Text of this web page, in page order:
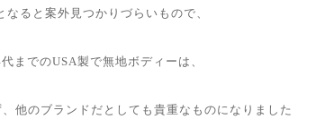
なると案外見つかりづらいもので、
までのUSA製で無地ボディーは、
他のブランドだとしても貴重なものになりました